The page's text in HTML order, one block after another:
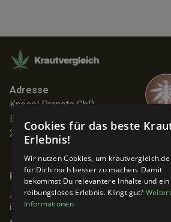
Adresse
Knösel Pranoto GbR
Elmenhorststr. 7
22767 Hamburg
Keine Angebote verpassen!
Jetzt anmelden und 24h früher über
informiert werden!
Cookies für das beste
Erlebnis!
Wir nutzen Cookies, um krautvergleich.de
für Dich noch besser zu machen. Damit
bekommst Du relevantere Inhalte und ein
reibungsloses Erlebnis. Klingt gut?
Informationen